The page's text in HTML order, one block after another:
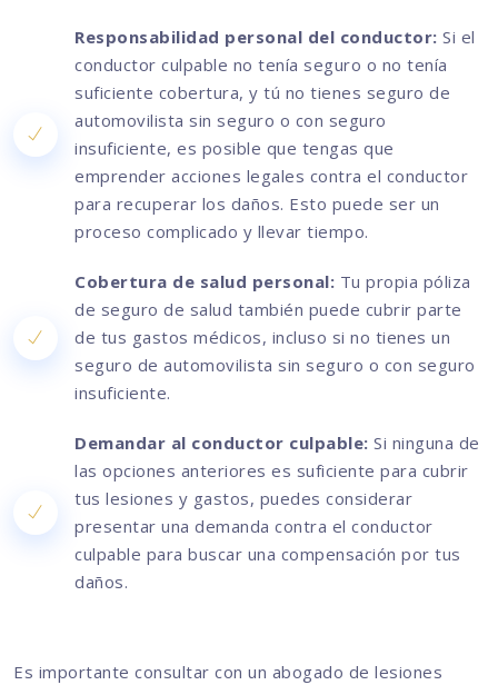
Responsabilidad personal del conductor: Si el
conductor culpable no tenía seguro o no tenía
suficiente cobertura, y tú no tienes seguro de
automovilista sin seguro o con seguro
insuficiente, es posible que tengas que
emprender acciones legales contra el conductor
para recuperar los daños. Esto puede ser un
proceso complicado y llevar tiempo.
Cobertura de salud personal: Tu propia póliza
de seguro de salud también puede cubrir parte
de tus gastos médicos, incluso si no tienes un
seguro de automovilista sin seguro o con seguro
insuficiente.
Demandar al conductor culpable: Si ninguna de
las opciones anteriores es suficiente para cubrir
tus lesiones y gastos, puedes considerar
presentar una demanda contra el conductor
culpable para buscar una compensación por tus
daños.
Es importante consultar con un abogado de lesiones